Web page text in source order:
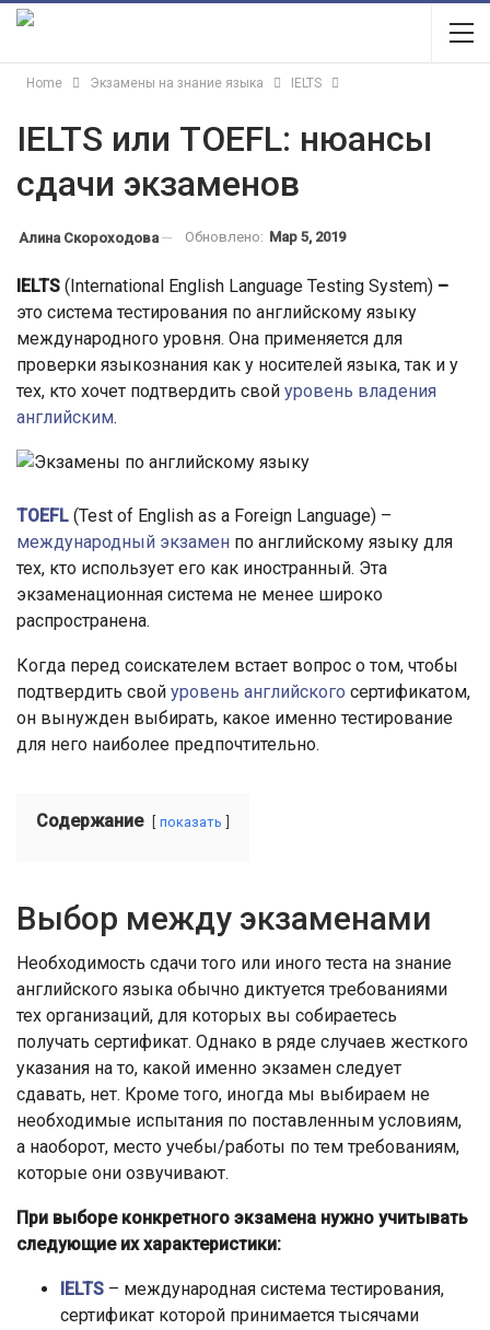
Home Экзамены на знание языка IELTS
IELTS или TOEFL: нюансы
сдачи экзаменов
Алина Скороходова Обновлено: Мар 5, 2019
IELTS (International English Language Testing System) –
это система тестирования по английскому языку
международного уровня. Она применяется для
проверки языкознания как у носителей языка, так и у
тех, кто хочет подтвердить свой уровень владения
английским.
TOEFL (Test of English as a Foreign Language) –
международный экзамен по английскому языку для
тех, кто использует его как иностранный. Эта
экзаменационная система не менее широко
распространена.
Когда перед соискателем встает вопрос о том, чтобы
подтвердить свой уровень английского сертификатом,
он вынужден выбирать, какое именно тестирование
для него наиболее предпочтительно.
Содержание показать
Выбор между экзаменами
Необходимость сдачи того или иного теста на знание
английского языка обычно диктуется требованиями
тех организаций, для которых вы собираетесь
получать сертификат. Однако в ряде случаев жесткого
указания на то, какой именно экзамен следует
сдавать, нет. Кроме того, иногда мы выбираем не
необходимые испытания по поставленным условиям,
а наоборот, место учебы/работы по тем требованиям,
которые они озвучивают.
При выборе конкретного экзамена нужно учитывать
следующие их характеристики:
IELTS – международная система тестирования,
сертификат которой принимается тысячами